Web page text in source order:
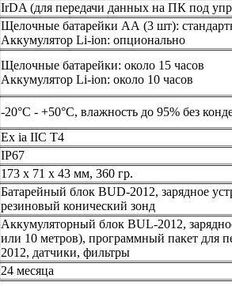
IrDA (для передачи данных на ПК под
Щелочные батарейки АА (3 шт):
Аккумулятор Li-ion: опционально
Щелочные батарейки: около 15 часов
Аккумулятор Li-ion: около 10 часов
-20°C - +50°C, влажность до 95% без
Ex ia IIC T4
IP67
173 x 71 x 43 мм, 360 гр.
Батарейный блок BUD-2012, зарядное
резиновый конический зонд
Аккумуляторный блок BUL-2012,
или 10 метров), программный пакет для
2012, датчики, фильтры
24 месяца